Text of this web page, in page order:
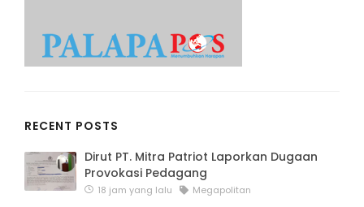
RECENT POSTS
Dirut PT. Mitra Patriot Laporkan Dugaan
Provokasi Pedagang
18 jam yang lalu Megapolitan